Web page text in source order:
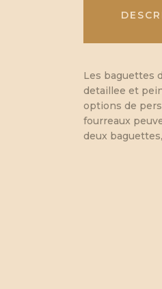
Les baguettes
detaillee et
options de
fourreaux
deux